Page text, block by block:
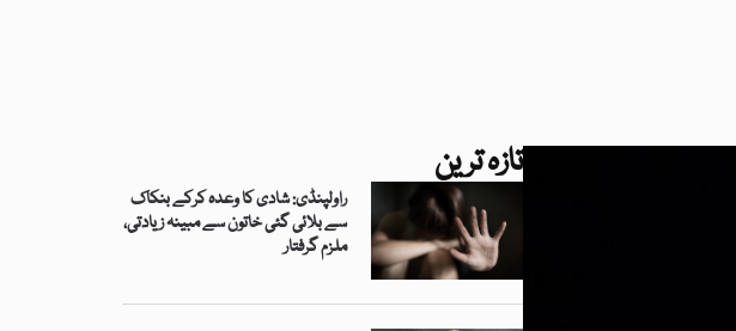
تازہ ترین
راولپنڈی: شادی کا وعدہ کرکے بنکاک
سے بلائی گئی خاتون سے مبینہ زیادتی،
ملزم گرفتار